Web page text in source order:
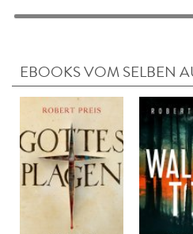
EBOOKS VOM SELBEN